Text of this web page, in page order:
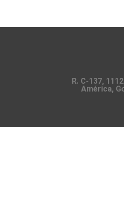
R. C-137,
América,